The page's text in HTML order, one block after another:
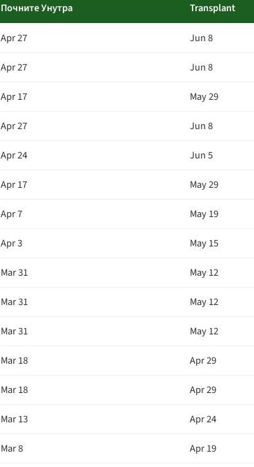
Почните Унутра Transplant
Apr 27 Jun 8
Apr 27 Jun 8
Apr 17 May 29
Apr 27 Jun 8
Apr 24 Jun 5
Apr 17 May 29
Apr 7 May 19
Apr 3 May 15
Mar 31 May 12
Mar 31 May 12
Mar 31 May 12
Mar 18 Apr 29
Mar 18 Apr 29
Mar 13 Apr 24
Mar 8 Apr 19